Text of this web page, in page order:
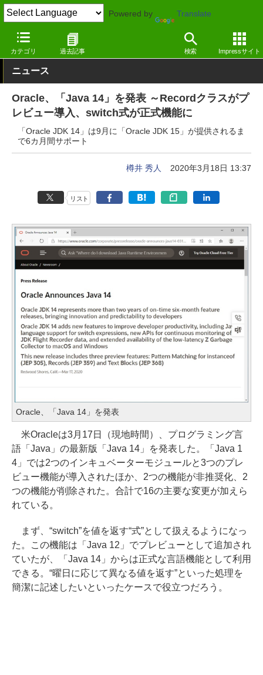
Powered by Translate
カテゴリ 過去記事 検索 Impressサイト
窓の杜 プログラミング Windows
ニュース
Oracle、「Java 14」を発表 ～Recordクラスがプ
レビュー導入、switch式が正式機能に
「Oracle JDK 14」は9月に「Oracle JDK 15」が提供されるま
で6カ月間サポート
樽井 秀人 2020年3月18日 13:37
リスト
Oracle、「Java 14」を発表
米Oracleは3月17日（現地時間）、プログラミング言
語「Java」の最新版「Java 14」を発表した。「Java 1
4」では2つのインキュベーターモジュールと3つのプレ
ビュー機能が導入されたほか、2つの機能が非推奨化、2
つの機能が削除された。合計で16の主要な変更が加えら
れている。
まず、“switch”を値を返す“式”として扱えるようになっ
た。この機能は「Java 12」でプレビューとして追加され
ていたが、「Java 14」からは正式な言語機能として利用
できる。“曜日に応じて異なる値を返す”といった処理を
簡潔に記述したいといったケースで役立つだろう。